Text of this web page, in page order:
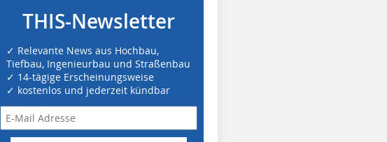
THIS-Newsletter
✓ Relevante News aus Hochbau,
Tiefbau, Ingenieurbau und Straßenbau
✓ 14-tägige Erscheinungsweise
✓ kostenlos und jederzeit kündbar